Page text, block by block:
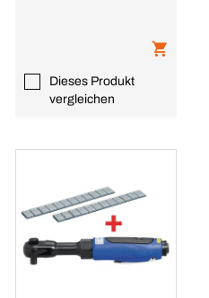
Dieses Produkt
vergleichen